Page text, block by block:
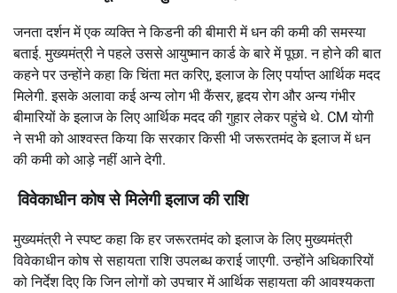
जनता दर्शन में एक व्यक्ति ने किडनी की बीमारी में धन की कमी की समस्या
बताई. मुख्यमंत्री ने पहले उससे आयुष्मान कार्ड के बारे में पूछा. न होने की बात
कहने पर उन्होंने कहा कि चिंता मत करिए, इलाज के लिए पर्याप्त आर्थिक मदद
मिलेगी. इसके अलावा कई अन्य लोग भी कैंसर, हृदय रोग और अन्य गंभीर
बीमारियों के इलाज के लिए आर्थिक मदद की गुहार लेकर पहुंचे थे. CM योगी
ने सभी को आश्वस्त किया कि सरकार किसी भी जरूरतमंद के इलाज में धन
की कमी को आड़े नहीं आने देगी.
विवेकाधीन कोष से मिलेगी इलाज की राशि
मुख्यमंत्री ने स्पष्ट कहा कि हर जरूरतमंद को इलाज के लिए मुख्यमंत्री
विवेकाधीन कोष से सहायता राशि उपलब्ध कराई जाएगी. उन्होंने अधिकारियों
को निर्देश दिए कि जिन लोगों को उपचार में आर्थिक सहायता की आवश्यकता